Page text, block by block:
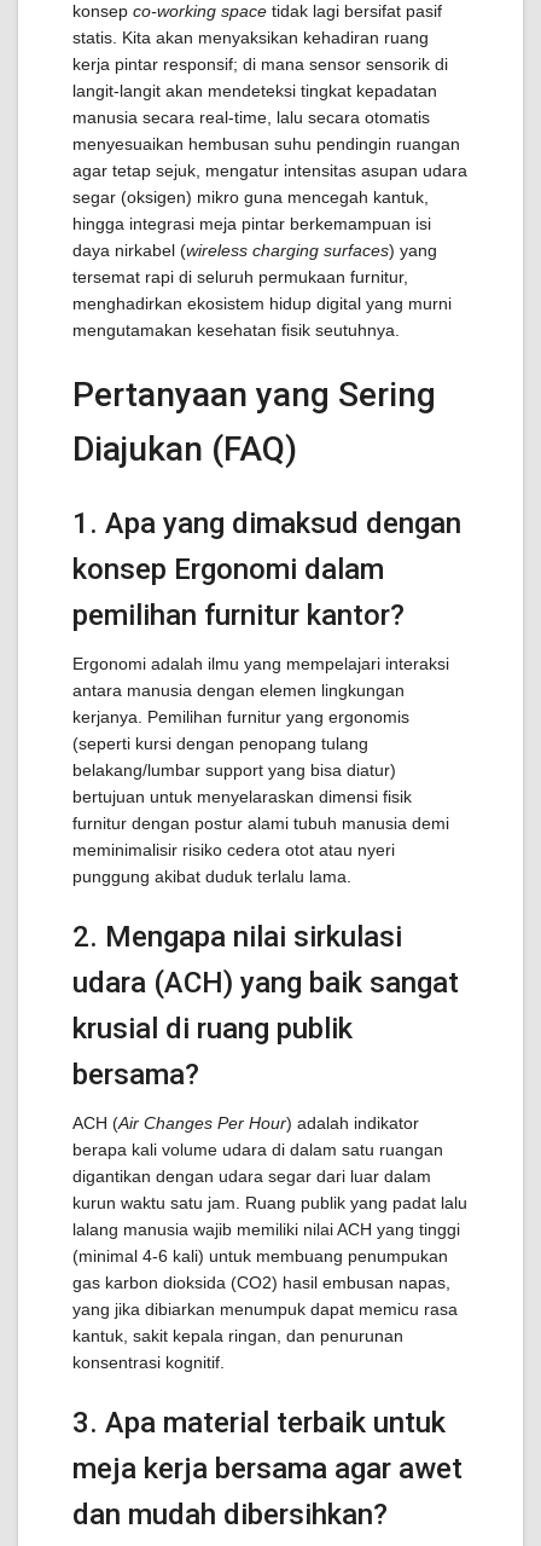
konsep co-working space tidak lagi bersifat pasif
statis. Kita akan menyaksikan kehadiran ruang
kerja pintar responsif; di mana sensor sensorik di
langit-langit akan mendeteksi tingkat kepadatan
manusia secara real-time, lalu secara otomatis
menyesuaikan hembusan suhu pendingin ruangan
agar tetap sejuk, mengatur intensitas asupan udara
segar (oksigen) mikro guna mencegah kantuk,
hingga integrasi meja pintar berkemampuan isi
daya nirkabel (wireless charging surfaces) yang
tersemat rapi di seluruh permukaan furnitur,
menghadirkan ekosistem hidup digital yang murni
mengutamakan kesehatan fisik seutuhnya.
Pertanyaan yang Sering
Diajukan (FAQ)
1. Apa yang dimaksud dengan
konsep Ergonomi dalam
pemilihan furnitur kantor?
Ergonomi adalah ilmu yang mempelajari interaksi
antara manusia dengan elemen lingkungan
kerjanya. Pemilihan furnitur yang ergonomis
(seperti kursi dengan penopang tulang
belakang/lumbar support yang bisa diatur)
bertujuan untuk menyelaraskan dimensi fisik
furnitur dengan postur alami tubuh manusia demi
meminimalisir risiko cedera otot atau nyeri
punggung akibat duduk terlalu lama.
2. Mengapa nilai sirkulasi
udara (ACH) yang baik sangat
krusial di ruang publik
bersama?
ACH (Air Changes Per Hour) adalah indikator
berapa kali volume udara di dalam satu ruangan
digantikan dengan udara segar dari luar dalam
kurun waktu satu jam. Ruang publik yang padat lalu
lalang manusia wajib memiliki nilai ACH yang tinggi
(minimal 4-6 kali) untuk membuang penumpukan
gas karbon dioksida (CO2) hasil embusan napas,
yang jika dibiarkan menumpuk dapat memicu rasa
kantuk, sakit kepala ringan, dan penurunan
konsentrasi kognitif.
3. Apa material terbaik untuk
meja kerja bersama agar awet
dan mudah dibersihkan?